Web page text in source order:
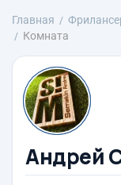
Главная
Комната
Андрей